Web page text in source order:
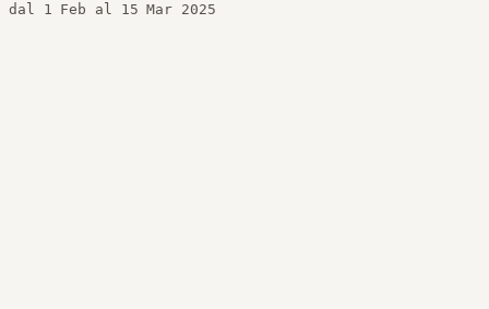
dal 1 Feb al 15 Mar 2025